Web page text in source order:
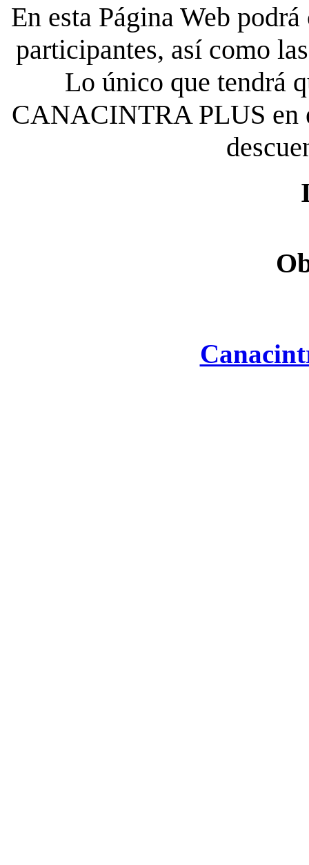
En esta Página Web
participantes, así como
Lo único que tendrá
CANACINTRA PLUS en